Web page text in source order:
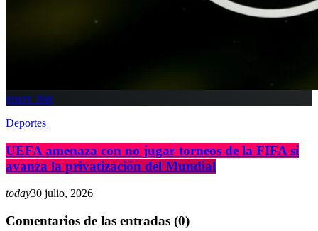
insert_link
Deportes
UEFA amenaza con no jugar torneos de la FIFA si
avanza la privatización del Mundial
today30 julio, 2026
Comentarios de las entradas (0)